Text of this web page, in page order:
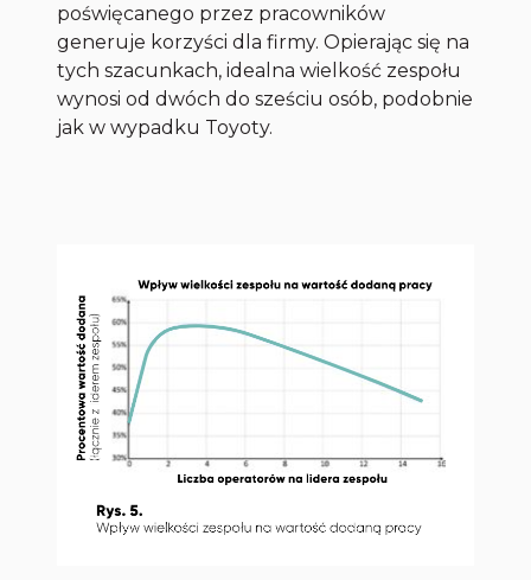
poświęcanego przez pracowników
generuje korzyści dla firmy. Opierając się na
tych szacunkach, idealna wielkość zespołu
wynosi od dwóch do sześciu osób, podobnie
jak w wypadku Toyoty.